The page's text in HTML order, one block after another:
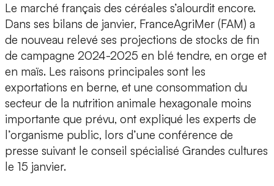
Le marché français des céréales s’alourdit encore.
Dans ses bilans de janvier, FranceAgriMer (FAM) a
de nouveau relevé ses projections de stocks de fin
de campagne 2024-2025 en blé tendre, en orge et
en maïs. Les raisons principales sont les
exportations en berne, et une consommation du
secteur de la nutrition animale hexagonale moins
importante que prévu, ont expliqué les experts de
l’organisme public, lors d’une conférence de
presse suivant le conseil spécialisé Grandes cultures
le 15 janvier.